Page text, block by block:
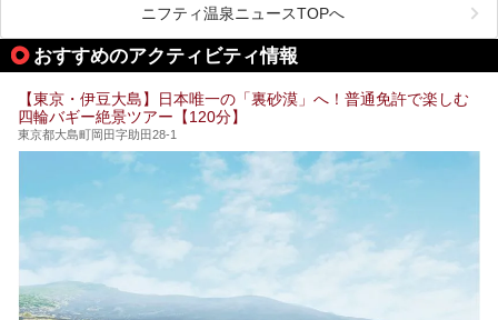
ら、特におすすめしたい施設14選をご紹介します。
してみてください。
また、終電を逃してしまい、「このまま朝までゆっくりでき
る場所があれば」と探した経験がある人も多いのではないで
しょうか。
そこで本記事では、東京でおすすめのスーパー銭湯を、目的
24時間営業で宿泊できる施設や、1,000円以下で楽しめる安
い施設、デートや休日レジャーにもぴったりなエンタメ要素
が充実した施設など、利用のシーンに合わせて参考にしてく
ださい。
ニフティ温泉ニュースTOPへ
おすすめのアクティビティ情報
【東京・伊豆大島】日本唯一の「裏砂漠」へ！普通免許で楽しむ
四輪バギー絶景ツアー【120分】
東京都大島町岡田字助田28-1